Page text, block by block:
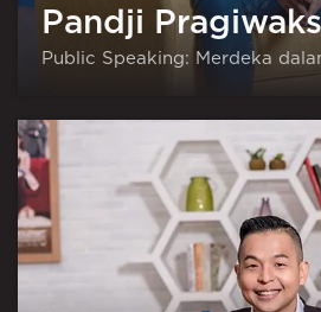
Pandji
Public Speaking: Merdeka